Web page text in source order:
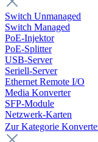
Switch Unmanaged
Switch Managed
PoE-Injektor
PoE-Splitter
USB-Server
Seriell-Server
Ethernet Remote I/O
Media Konverter
SFP-Module
Netzwerk-Karten
Zur Kategorie